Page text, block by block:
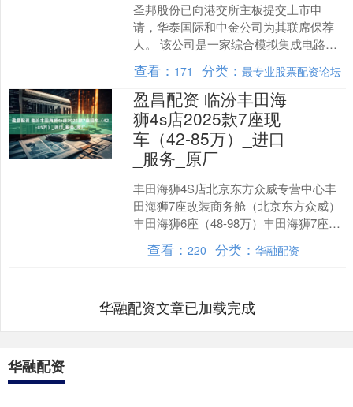
圣邦股份已向港交所主板提交上市申
请，华泰国际和中金公司为其联席保荐
人。 该公司是一家综合模拟集成电路
（IC）公司，拥有约6600种模拟集成电
路与传感器产品，涵盖....
查看： 171 分类： 最专业股票配资论坛
盈昌配资 临汾丰田海
狮4s店2025款7座现
车（42-85万）_进口
_服务_原厂
丰田海狮4S店北京东方众威专营中心丰
田海狮7座改装商务舱（北京东方众威）
丰田海狮6座（48-98万）丰田海狮7座
（45-98万）丰田海狮8座（43-98万）丰
田....
查看：220 分类：华融配资
华融配资文章已加载完成
华融配资